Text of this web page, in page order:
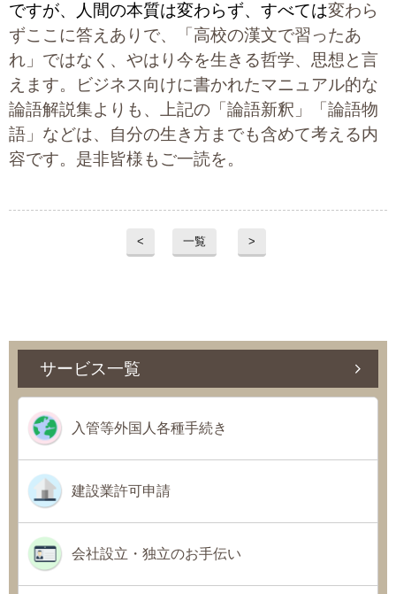
ですが、人間の本質は変わらず、すべては変わら
ずここに答えありで、「高校の漢文で習ったあ
れ」ではなく、やはり今を生きる哲学、思想と言
えます。ビジネス向けに書かれたマニュアル的な
論語解説集よりも、上記の「論語新釈」「論語物
語」などは、自分の生き方までも含めて考える内
容です。是非皆様もご一読を。
< 一覧 >
サービス一覧
入管等外国人各種手続き
建設業許可申請
会社設立・独立のお手伝い